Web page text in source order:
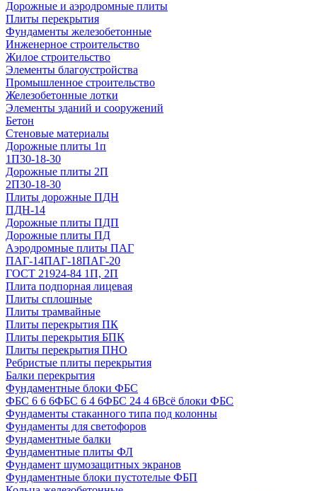
Дорожные и аэродромные плиты
Плиты перекрытия
Фундаменты железобетонные
Инженерное строительство
Жилое строительство
Элементы благоустройства
Промышленное строительство
Железобетонные лотки
Элементы зданий и сооружений
Бетон
Стеновые материалы
Дорожные плиты 1п
1П30-18-30
Дорожные плиты 2П
2П30-18-30
Плиты дорожные ПДН
ПДН-14
Дорожные плиты ПДП
Дорожные плиты ПД
Аэродромные плиты ПАГ
ПАГ-14ПАГ-18ПАГ-20
ГОСТ 21924-84 1П, 2П
Плита подпорная лицевая
Плиты сплошные
Плиты трамвайные
Плиты перекрытия ПК
Плиты перекрытия БПК
Плиты перекрытия ПНО
Ребристые плиты перекрытия
Балки перекрытия
Фундаментные блоки ФБС
ФБС 6 6 6ФБС 6 4 6ФБС 24 4 6Всё блоки ФБС
Фундаменты стаканного типа под колонны
Фундаменты для светофоров
Фундаментные балки
Фундаментные плиты ФЛ
Фундамент шумозащитных экранов
Фундаментные блоки пустотелые ФБП